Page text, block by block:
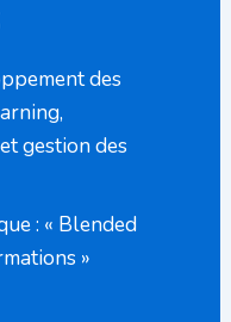
des
gestion des
: « Blended
»